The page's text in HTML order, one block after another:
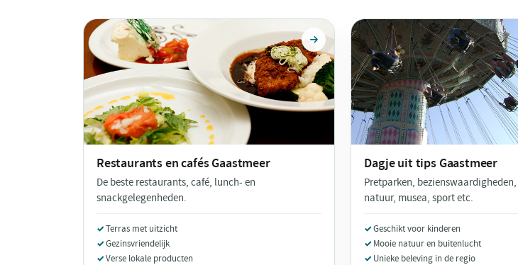
Restaurants en cafésGaastmeer
De beste restaurants, café, lunch- en
snackgelegenheden.
Terras met uitzicht
Gezinsvriendelijk
Verse lokale producten
Dagje uit tipsGaastmeer
Pretparken,
natuur, musea, sport etc.
Geschikt voor kinderen
Mooie natuur en buitenlucht
Unieke beleving in de regio